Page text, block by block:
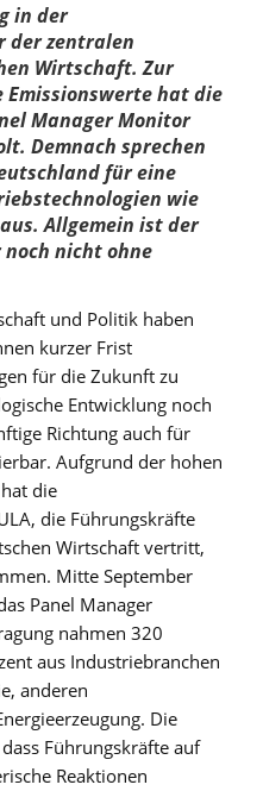
in der
der zentralen
Wirtschaft. Zur
Emissionswerte hat die
Manager Monitor
Demnach sprechen
für eine
wie
Allgemein ist der
nicht ohne
und Politik haben
kurzer Frist
für die Zukunft zu
Entwicklung noch
Richtung auch für
Aufgrund der hohen
die
die Führungskräfte
Wirtschaft vertritt,
Mitte September
Panel Manager
nahmen 320
aus Industriebranchen
anderen
Die
Führungskräfte auf
Reaktionen